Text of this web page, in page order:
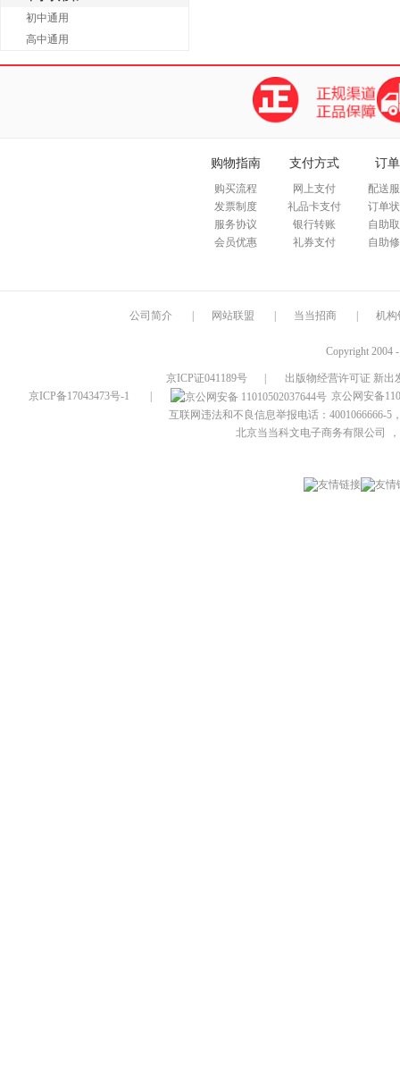
初中通用
高中通用
购物指南
购买流程
发票制度
服务协议
会员优惠
支付方式
网上支付
礼品卡支付
银行转账
礼券支付
订
配送
订单
自助
自助
公司简介 网站联盟 当当招商 机构
Copyright 2004
京ICP证041189号
出版物经营许可证 新出
京ICP备17043473号-1
京公网安备
互联网违法和不良信息举报电话：4001066666-5
北京当当科文电子商务有限公司